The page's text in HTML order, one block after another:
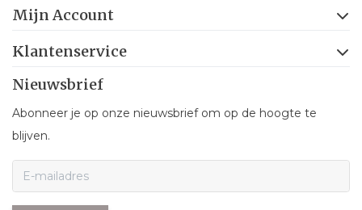
Mijn Account
Klantenservice
Nieuwsbrief
Abonneer je op onze nieuwsbrief om op de hoogte te
blijven.